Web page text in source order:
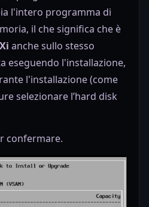
l'intero programma di
il che significa che è
anche sullo stesso
eseguendo l'installazione,
l'installazione (come
selezionare l’hard disk
confermare.